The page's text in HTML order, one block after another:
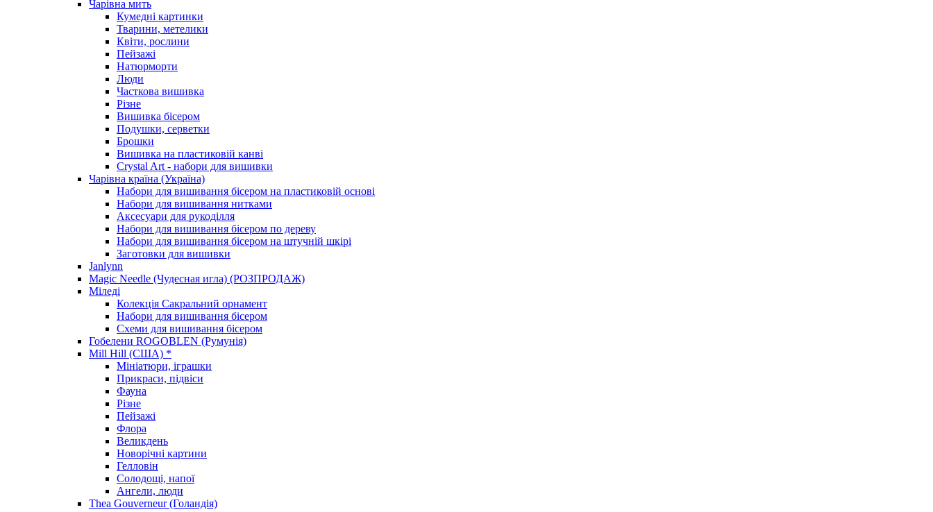
Чарiвна мить
Кумедні картинки
Тварини, метелики
Квіти, рослини
Пейзажі
Натюрморти
Люди
Часткова вишивка
Різне
Вишивка бісером
Подушки, серветки
Брошки
Вишивка на пластиковій канві
Crystal Art - набори для вишивки
Чарівна країна (Україна)
Набори для вишивання бісером на пластиковій основі
Набори для вишивання нитками
Аксесуари для рукоділля
Набори для вишивання бісером по дереву
Набори для вишивання бісером на штучній шкірі
Заготовки для вишивки
Janlynn
Magic Needle (Чудесная игла) (РОЗПРОДАЖ)
Міледі
Колекція Сакральний орнамент
Набори для вишивання бісером
Схеми для вишивання бісером
Гобелени ROGOBLEN (Румунія)
Mill Hill (США) *
Мініатюри, іграшки
Прикраси, підвіси
Фауна
Різне
Пейзажі
Флора
Великдень
Новорічні картини
Гелловін
Солодощі, напої
Ангели, люди
Thea Gouverneur (Голандія)